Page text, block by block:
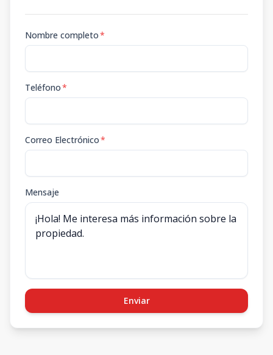
Nombre completo*
Teléfono*
Correo Electrónico*
Mensaje
Enviar